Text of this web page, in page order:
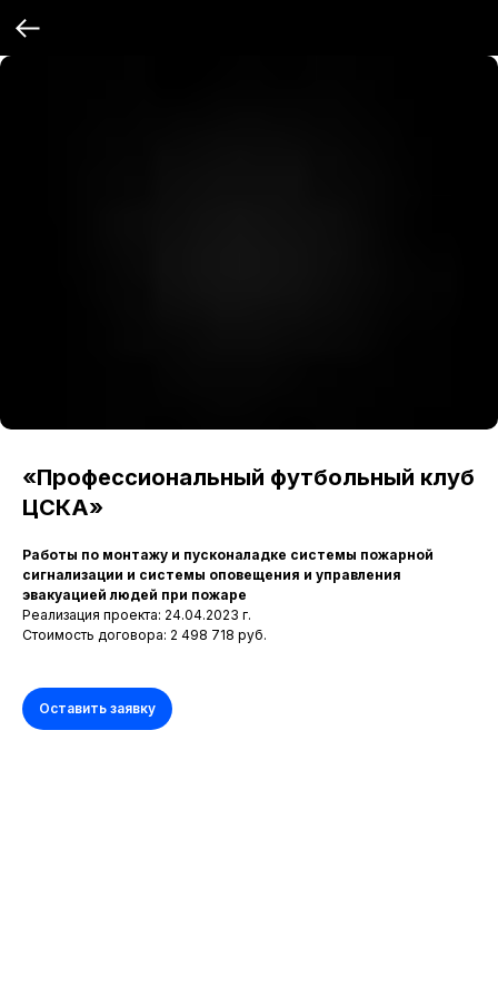
«Профессиональный футбольный клуб
ЦСКА»
Работы по монтажу и пусконаладке системы пожарной
сигнализации и системы оповещения и управления
эвакуацией людей при пожаре
Реализация проекта: 24.04.2023 г.
Стоимость договора: 2 498 718 руб.
Оставить заявку